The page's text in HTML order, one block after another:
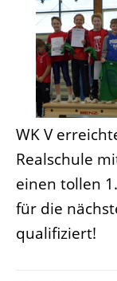
WK V
Realschule
einen tollen
für die
qualifiziert!